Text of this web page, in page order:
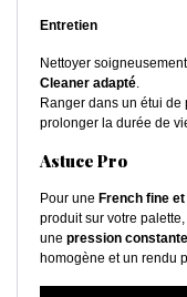
Entretien
Nettoyer
Cleaner adapté.
Ranger dans un étui
prolonger la durée de
Astuce Pro
Pour une French fine
produit sur votre palette,
une pression constante
homogène et un rendu